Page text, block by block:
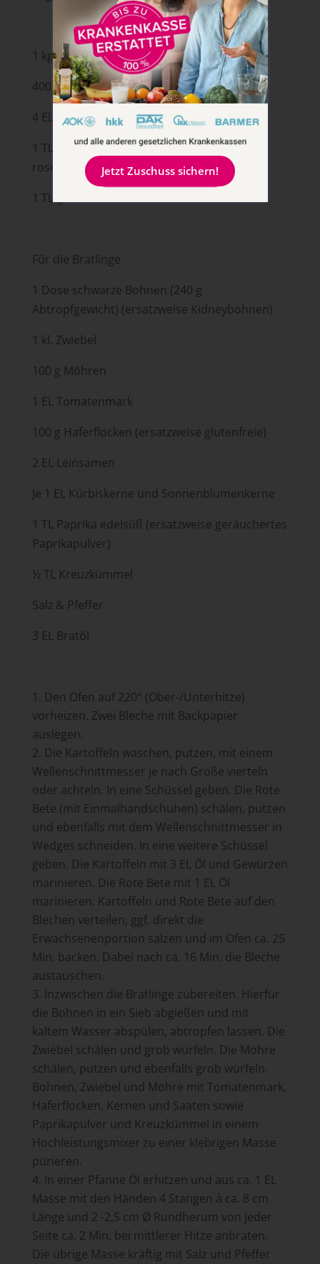
1 kg festkochende Kartoffeln
400 g Rote Bete
4 EL Olivenöl
1 TL edelsüßes Paprika (ersatzweise
rosenscharfes)
1 TL getrockneter Rosmarin
Für die Bratlinge
1 Dose schwarze Bohnen (240 g
Abtropfgewicht) (ersatzweise Kidneybohnen)
1 kl. Zwiebel
100 g Möhren
1 EL Tomatenmark
100 g Haferflocken (ersatzweise glutenfreie)
2 EL Leinsamen
Je 1 EL Kürbiskerne und Sonnenblumenkerne
1 TL Paprika edelsüß (ersatzweise geräuchertes
Paprikapulver)
½ TL Kreuzkümmel
Salz & Pfeffer
3 EL Bratöl
Den Ofen auf 220° (Ober-/Unterhitze)
vorheizen. Zwei Bleche mit Backpapier
auslegen.
Die Kartoffeln waschen, putzen, mit einem
Wellenschnittmesser je nach Größe vierteln
oder achteln. In eine Schüssel geben. Die Rote
Bete (mit Einmalhandschuhen) schälen, putzen
und ebenfalls mit dem Wellenschnittmesser in
Wedges schneiden. In eine weitere Schüssel
geben. Die Kartoffeln mit 3 EL Öl und Gewürzen
marinieren. Die Rote Bete mit 1 EL Öl
marinieren. Kartoffeln und Rote Bete auf den
Blechen verteilen, ggf. direkt die
Erwachsenenportion salzen und im Ofen ca. 25
Min. backen. Dabei nach ca. 16 Min. die Bleche
austauschen.
Inzwischen die Bratlinge zubereiten. Hierfür
die Bohnen in ein Sieb abgießen und mit
kaltem Wasser abspülen, abtropfen lassen. Die
Zwiebel schälen und grob würfeln. Die Möhre
schälen, putzen und ebenfalls grob würfeln.
Bohnen, Zwiebel und Möhre mit Tomatenmark,
Haferflocken, Kernen und Saaten sowie
Paprikapulver und Kreuzkümmel in einem
Hochleistungsmixer zu einer klebrigen Masse
pürieren.
In einer Pfanne Öl erhitzen und aus ca. 1 EL
Masse mit den Händen 4 Stangen à ca. 8 cm
Länge und 2 -2,5 cm Ø Rundherum von jeder
Seite ca. 2 Min. bei mittlerer Hitze anbraten.
Die übrige Masse kräftig mit Salz und Pfeffer
Jetzt Zuschuss sichern!